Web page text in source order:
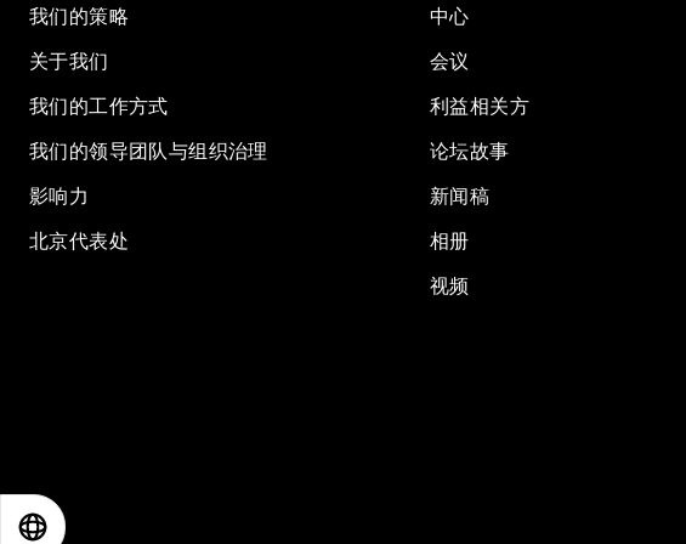
我们的策略
关于我们
我们的工作方式
我们的领导团队与组织治理
影响力
北京代表处
中心
会议
利益相关方
论坛故事
新闻稿
相册
视频